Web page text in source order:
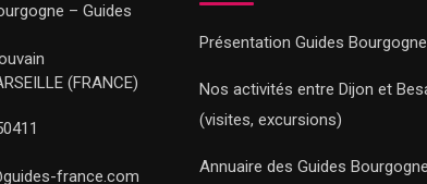
– Guides
(FRANCE)
france.com
Présentation Guides Bourgogne
Nos activités entre Dijon et
(visites, excursions)
Annuaire des Guides